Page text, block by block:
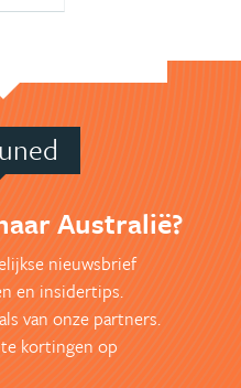
Australië?
nieuwsbrief
en insidertips.
van onze partners.
kortingen op